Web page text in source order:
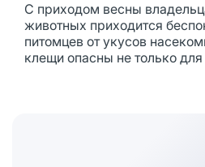
С приходом весны
животных приходится
питомцев от укусов
клещи опасны не только для